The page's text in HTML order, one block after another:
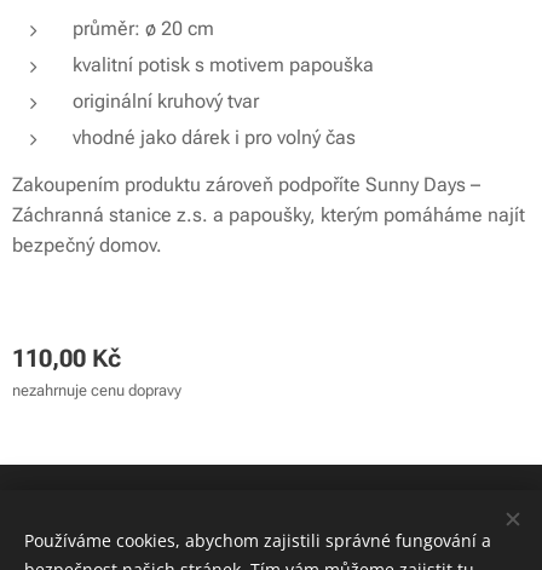
průměr: ø 20 cm
kvalitní potisk s motivem papouška
originální kruhový tvar
vhodné jako dárek i pro volný čas
Zakoupením produktu zároveň podpoříte Sunny Days –
Záchranná stanice z.s. a papoušky, kterým pomáháme najít
bezpečný domov.
110,00 Kč
nezahrnuje cenu dopravy
Používáme cookies, abychom zajistili správné fungování a